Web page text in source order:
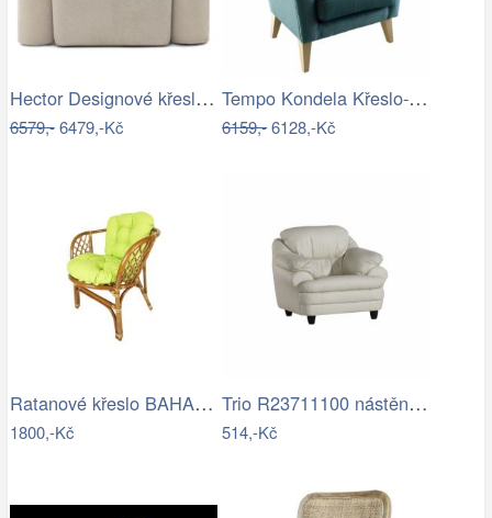
Hector Designové křeslo Merry bouclé…
6579,-6479,-Kč
Tempo Kondela Křeslo-ušák Rodeza -…
6159,-6128,-Kč
Ratanové křeslo BAHAMA - tmavé
1800,-Kč
Trio R23711100 nástěnné svítidlo HELLO …
514,-Kč